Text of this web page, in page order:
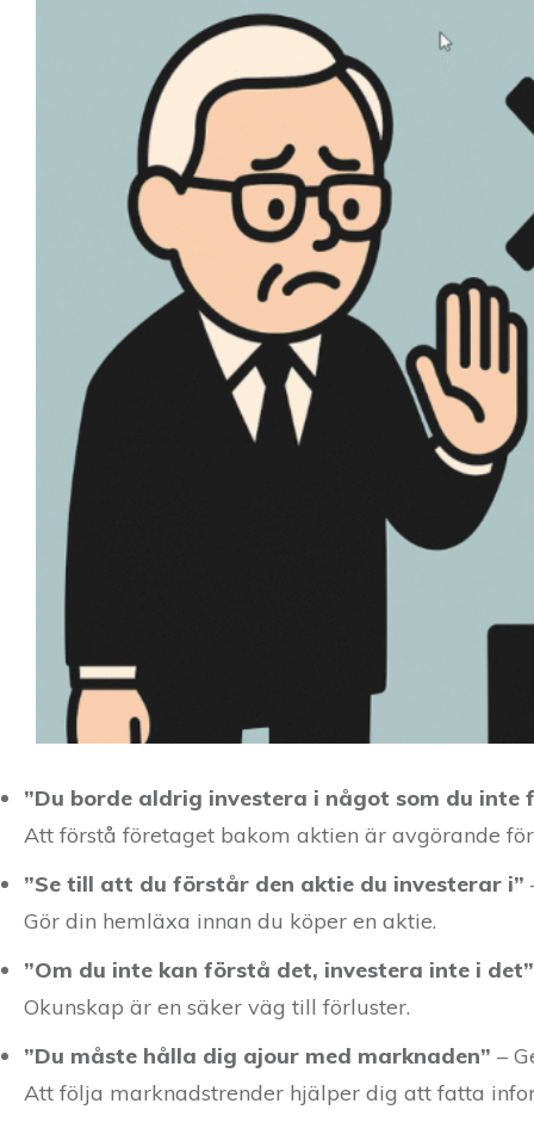
”Du borde aldrig investera i något som du inte
Att förstå företaget bakom aktien är avgörande
”Se till att du förstår den aktie du investerar i”
Gör din hemläxa innan du köper en aktie.
”Om du inte kan förstå det, investera inte i det”
Okunskap är en säker väg till förluster.
”Du måste hålla dig ajour med marknaden” –
Att följa marknadstrender hjälper dig att fatta